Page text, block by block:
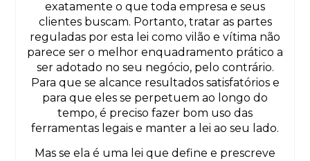
exatamente o que toda empresa e seus
clientes buscam. Portanto, tratar as partes
reguladas por esta lei como vilão e vítima não
parece ser o melhor enquadramento prático a
ser adotado no seu negócio, pelo contrário.
Para que se alcance resultados satisfatórios e
para que eles se perpetuem ao longo do
tempo, é preciso fazer bom uso das
ferramentas legais e manter a lei ao seu lado.
Mas se ela é uma lei que define e prescreve